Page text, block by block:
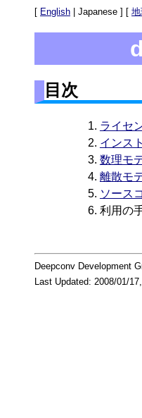
[ English | Japanese ] [
目次
ライセ
インス
数理モ
離散モ
ソース
利用の
Deepconv Development
Last Updated: 2008/01/